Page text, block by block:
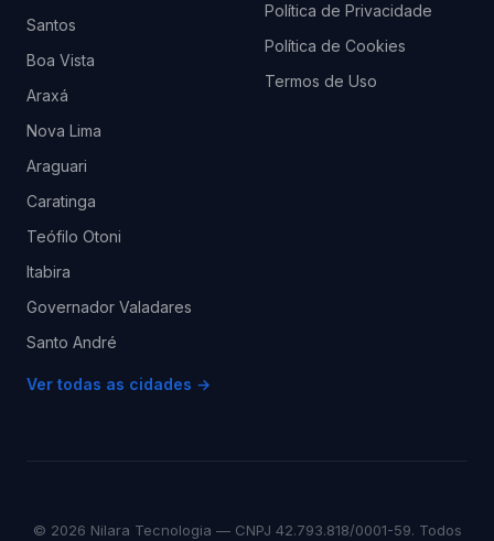
Santos
Boa Vista
Araxá
Nova Lima
Araguari
Caratinga
Teófilo Otoni
Itabira
Governador Valadares
Santo André
Ver todas as cidades →
Política de Privacidade
Política de Cookies
Termos de Uso
© 2026 Nilara Tecnologia — CNPJ 42.793.818/0001-59. Todos